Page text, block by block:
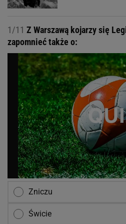
1/11 Z Warszawą kojarzy się
zapomnieć także o:
Zniczu
Świcie